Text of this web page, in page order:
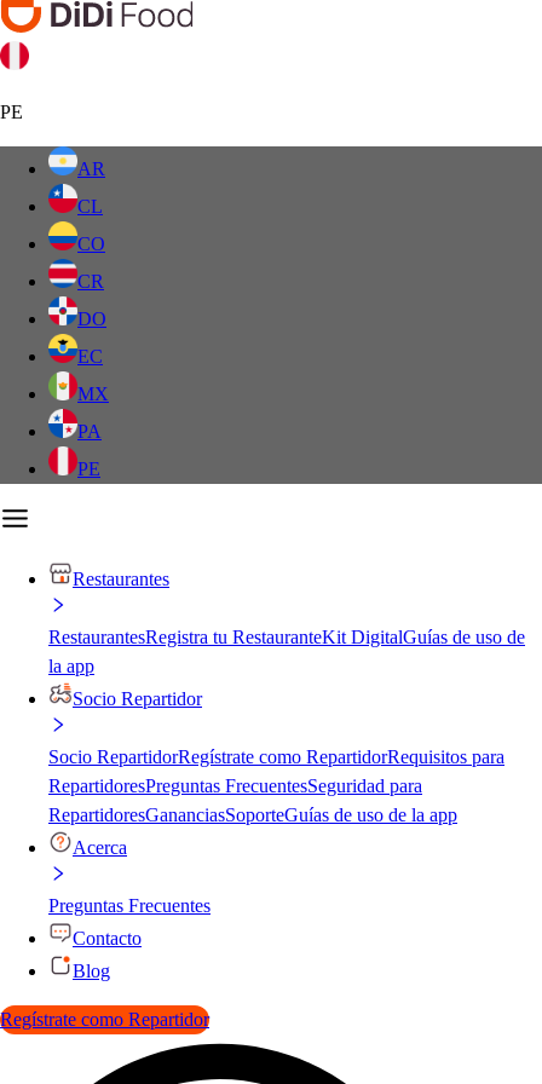
PE
AR
CL
CO
CR
DO
EC
MX
PA
PE
Restaurantes
RestaurantesRegistra tu RestauranteKit DigitalGuías de uso de
la app
Socio Repartidor
Socio RepartidorRegístrate como RepartidorRequisitos para
RepartidoresPreguntas FrecuentesSeguridad para
RepartidoresGananciasSoporteGuías de uso de la app
Acerca
Preguntas Frecuentes
Contacto
Blog
Regístrate como Repartidor